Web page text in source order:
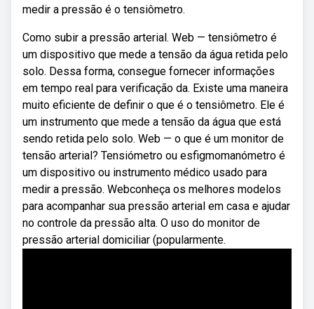
medir a pressão é o tensiômetro.
Como subir a pressão arterial. Web — tensiômetro é
um dispositivo que mede a tensão da água retida pelo
solo. Dessa forma, consegue fornecer informações
em tempo real para verificação da. Existe uma maneira
muito eficiente de definir o que é o tensiômetro. Ele é
um instrumento que mede a tensão da água que está
sendo retida pelo solo. Web — o que é um monitor de
tensão arterial? Tensiómetro ou esfigmomanómetro é
um dispositivo ou instrumento médico usado para
medir a pressão. Webconheça os melhores modelos
para acompanhar sua pressão arterial em casa e ajudar
no controle da pressão alta. O uso do monitor de
pressão arterial domiciliar (popularmente.